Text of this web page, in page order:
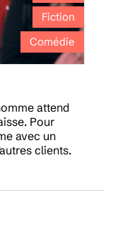
Fiction
Comédie
attend
Pour
avec un
clients.